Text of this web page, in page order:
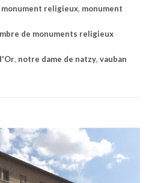
monument religieux, monument
de monuments religieux
, notre dame de natzy, vauban